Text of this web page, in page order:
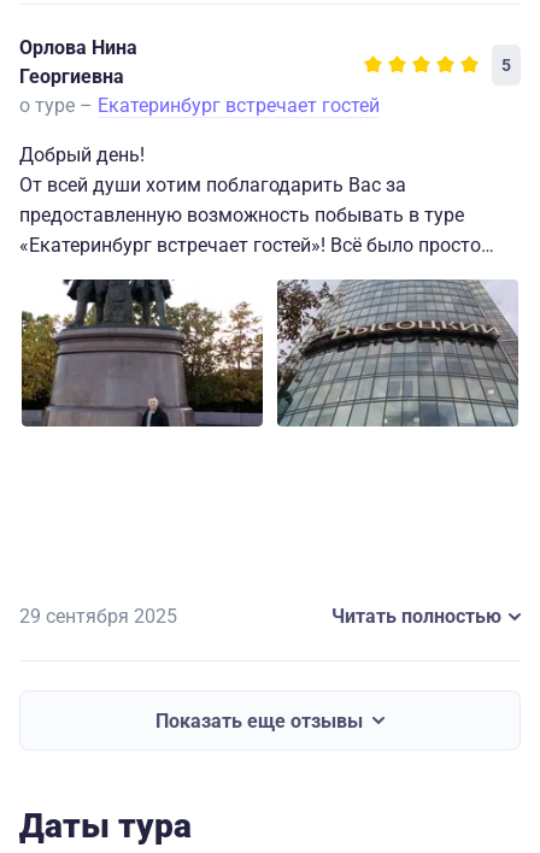
Орлова Нина
Георгиевна
5
о туре – Екатеринбург встречает гостей
Добрый день!
От всей души хотим поблагодарить Вас за
предоставленную возможность побывать в туре
«Екатеринбург встречает гостей»! Всё было просто
замечательно!
Но особую благодарность мы хотим выразить
экскурсоводу нашей группы Татьяне Николаевне!
Говорить о том, что это - профессионал высокого
класса, значить, ничего не сказать!
Такого знания исторического материала, такой любви
же, преогромнейшее спасибо нашему гиду - Татьяне
29 сентября 2025 Читать полностью
Показать еще отзывы
Даты тура